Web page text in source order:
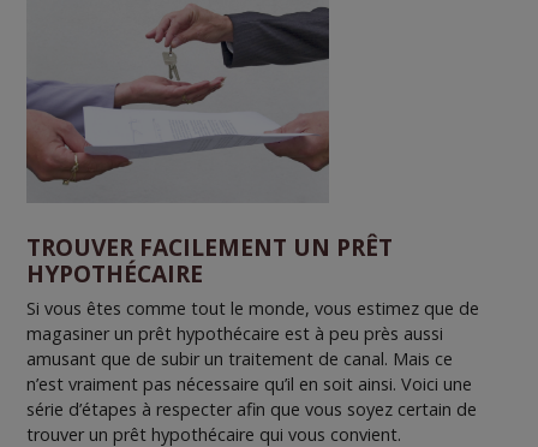
TROUVER FACILEMENT UN PRÊT
HYPOTHÉCAIRE
Si vous êtes comme tout le monde, vous estimez que de
magasiner un prêt hypothécaire est à peu près aussi
amusant que de subir un traitement de canal. Mais ce
n’est vraiment pas nécessaire qu’il en soit ainsi. Voici une
série d’étapes à respecter afin que vous soyez certain de
trouver un prêt hypothécaire qui vous convient.